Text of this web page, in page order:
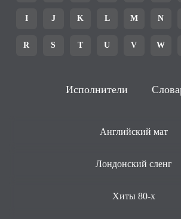
I J K L M N
R S T U V W
Исполнители
Английский мат
Лондонский сленг
Хиты 80-х